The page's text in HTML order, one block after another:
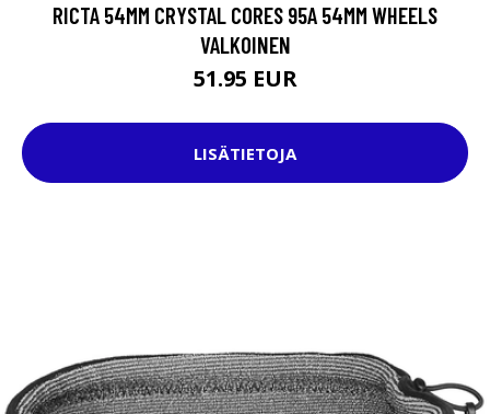
RICTA 54MM CRYSTAL CORES 95A 54MM WHEELS
VALKOINEN
51.95 EUR
LISÄTIETOJA